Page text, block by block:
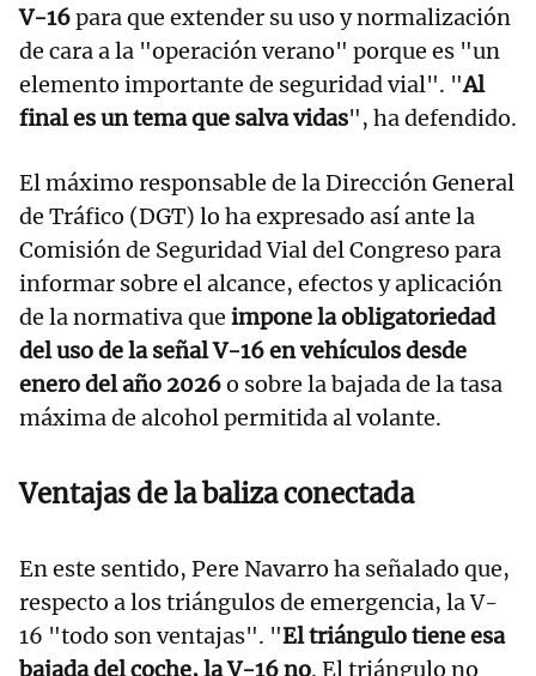
V-16para que extender su uso y normalización
de cara a la "operación verano" porque es "un
elemento importante de seguridad vial". "Al
final es un tema que salva vidas", ha defendido.
El máximo responsable de la Dirección General
de Tráfico (DGT) lo ha expresado así ante la
Comisión de Seguridad Vial del Congreso para
informar sobre el alcance, efectos y aplicación
de la normativa que impone la obligatoriedad
del uso de la señal V-16 en vehículos desde
enero del año 2026o sobre la bajada de la tasa
máxima de alcohol permitida al volante.
Ventajas de la baliza conectada
En este sentido, Pere Navarro ha señalado que,
respecto a los triángulos de emergencia, la V-
16 "todo son ventajas". "El triángulo tiene esa
bajada del coche, la V-16 no. El triángulo no